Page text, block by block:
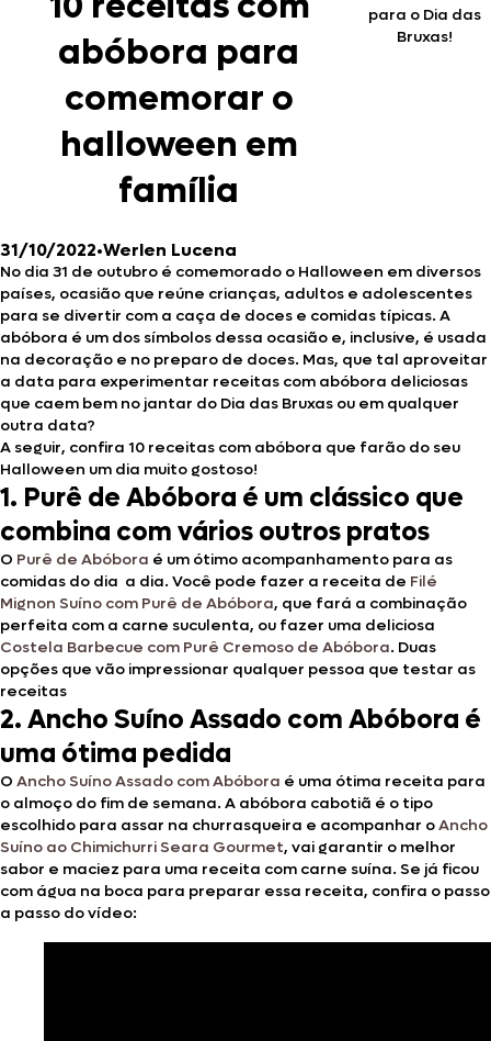
abóbora para
comemorar o
halloween em
família
para o Dia das
Bruxas!
31/10/2022•Werlen Lucena
No dia 31 de outubro é comemorado o Halloween em diversos
países, ocasião que reúne crianças, adultos e adolescentes
para se divertir com a caça de doces e comidas típicas. A
abóbora é um dos símbolos dessa ocasião e, inclusive, é usada
na decoração e no preparo de doces. Mas, que tal aproveitar
a data para experimentar receitas com abóbora deliciosas
que caem bem no jantar do Dia das Bruxas ou em qualquer
outra data?
A seguir, confira 10 receitas com abóbora que farão do seu
Halloween um dia muito gostoso!
1. Purê de Abóbora é um clássico que
combina com vários outros pratos
O Purê de Abóbora é um ótimo acompanhamento para as
comidas do dia a dia. Você pode fazer a receita de Filé
Mignon Suíno com Purê de Abóbora, que fará a combinação
perfeita com a carne suculenta, ou fazer uma deliciosa
Costela Barbecue com Purê Cremoso de Abóbora. Duas
opções que vão impressionar qualquer pessoa que testar as
receitas
2.Ancho Suíno Assado com Abóbora é
uma ótima pedida
O Ancho Suíno Assado com Abóbora é uma ótima receita para
o almoço do fim de semana. A abóbora cabotiã é o tipo
escolhido para assar na churrasqueira e acompanhar oAncho
Suíno ao Chimichurri Seara Gourmet, vai garantir o melhor
sabor e maciez para uma receita com carne suína. Se já ficou
com água na boca para preparar essa receita, confira o passo
a passo do vídeo: